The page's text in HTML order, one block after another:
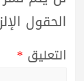
الحقول
التعليق *